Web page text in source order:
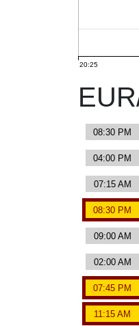
20:25
08:30 PM
04:00 PM
07:15 AM
08:30 PM
09:00 AM
02:00 AM
07:45 PM
11:15 AM